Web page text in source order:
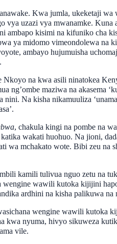
Kwa jumla, ukeketaji
vya uzazi vya mwanamke.
ambapo kisimi na kifuniko cha
ya midomo vimeondolewa na
ambayo hujumuisha
Nkoyo na kwa asili ninatokea
ng’ombe maziwa na akasema
Na kisha nikamuuliza
, chakula kingi na pombe na
wakati huohuo. Na jioni,
wa mchakato wote. Bibi zeu na
kamili tulivua nguo zetu na
wengine wawili kutoka kijijini
ardhini na kisha palikuwa na
wengine wawili
kwa nyuma, hivyo sikuweza
vile.